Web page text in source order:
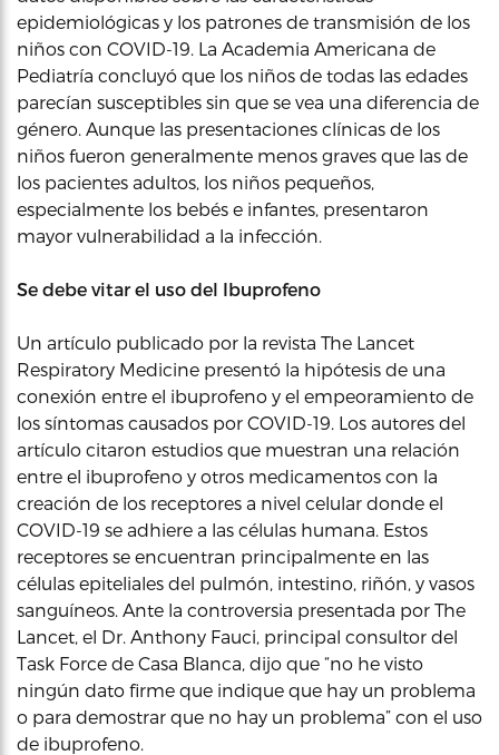
epidemiológicas y los patrones de transmisión de los
niños con COVID-19. La Academia Americana de
Pediatría concluyó que los niños de todas las edades
parecían susceptibles sin que se vea una diferencia de
género. Aunque las presentaciones clínicas de los
niños fueron generalmente menos graves que las de
los pacientes adultos, los niños pequeños,
especialmente los bebés e infantes, presentaron
mayor vulnerabilidad a la infección.
Se debe vitar el uso del Ibuprofeno
Un artículo publicado por la revista The Lancet
Respiratory Medicine presentó la hipótesis de una
conexión entre el ibuprofeno y el empeoramiento de
los síntomas causados por COVID-19. Los autores del
artículo citaron estudios que muestran una relación
entre el ibuprofeno y otros medicamentos con la
creación de los receptores a nivel celular donde el
COVID-19 se adhiere a las células humana. Estos
receptores se encuentran principalmente en las
células epiteliales del pulmón, intestino, riñón, y vasos
sanguíneos. Ante la controversia presentada por The
Lancet, el Dr. Anthony Fauci, principal consultor del
Task Force de Casa Blanca, dijo que “no he visto
ningún dato firme que indique que hay un problema
o para demostrar que no hay un problema” con el uso
de ibuprofeno.